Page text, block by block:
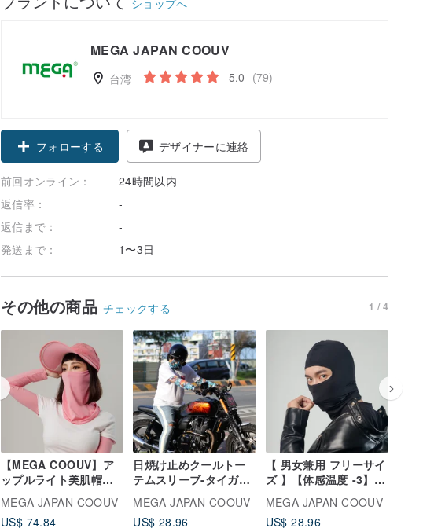
MEGA JAPAN COOUV
台湾 5.0 (79)
フォローする デザイナーに連絡
前回オンライン：
24時間以内
返信率：
-
返信まで：
-
発送まで：
1〜3日
その他の商品 チェックする 1 / 4
【MEGA COOUV】ア
ップルライト美肌帽子 /
2WAY 日よけ帽子 UV-
537 ゴルフUVカット帽
子
MEGA JAPAN COOUV
US$ 74.84
日焼け止めクールトー
テムスリーブ-タイガー
アニメアメリカンスタ
イル-任意のサイズ
MEGA JAPAN COOUV
US$ 28.96
【 男女兼用 フリーサイ
ズ 】【体感温度 -3】
【UPF 50+】メガゴル
フ 夏の雪 バラクバラ
目出し帽 【UV-511 ,
MEGA JAPAN COOUV
US$ 28.96